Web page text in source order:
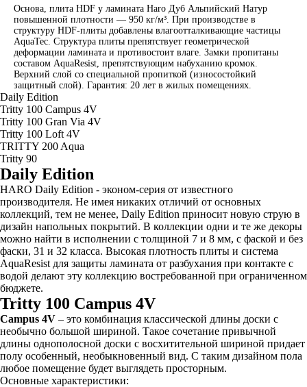
Основа, плита HDF у ламината Haro Дуб Альпийский Натур
повышенной плотности — 950 кг/м³. При производстве в
структуру HDF-плиты добавлены влагоотталкивающие частицы
AquaTec. Структура плиты препятствует геометрической
деформации ламината и противостоит влаге. Замки пропитаны
составом AquaResist, препятствующим набуханию кромок.
Верхний слой со специальной пропиткой (износостойкий
защитный слой). Гарантия: 20 лет в жилых помещениях.
Daily Edition
Tritty 100 Campus 4V
Tritty 100 Gran Via 4V
Tritty 100 Loft 4V
TRITTY 200 Aqua
Tritty 90
Daily Edition
HARO Daily Edition - эконом-серия от известного
производителя. Не имея никаких отличий от основных
коллекций, тем не менее, Daily Edition приносит новую струю в
дизайн напольных покрытий. В коллекции одни и те же декоры
можно найти в исполнении с толщиной 7 и 8 мм, с фаской и без
фаски, 31 и 32 класса. Высокая плотность плиты и система
AquaResist для защиты ламината от разбухания при контакте с
водой делают эту коллекцию востребованной при ограниченном
бюджете.
Tritty 100 Campus 4V
Campus 4V – это комбинация классической длины доски с
необычно большой шириной. Такое сочетание привычной
длины однополосной доски с восхитительной шириной придает
полу особенный, необыкновенный вид. С таким дизайном пола
любое помещение будет выглядеть просторным.
Основные характеристики: